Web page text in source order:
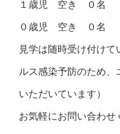
１歳児 空き ０名
０歳児 空き ０名
見学は随時受け付け
ルス感染予防のため、
いただいています）
お気軽にお問い合わせ